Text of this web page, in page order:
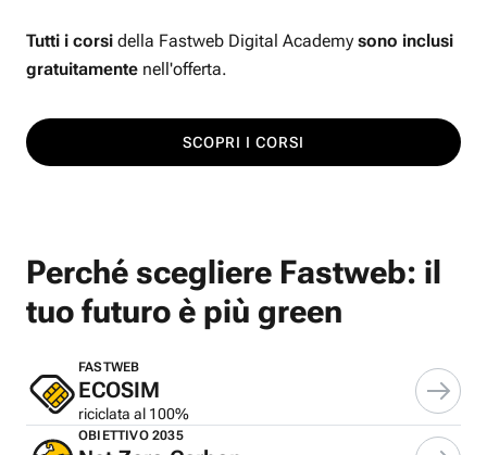
Tutti i corsi della Fastweb Digital Academy sono inclusi
gratuitamente nell'offerta.
SCOPRI I CORSI
Perché scegliere Fastweb: il
tuo futuro è più green
FASTWEB
ECOSIM
riciclata al 100%
OBIETTIVO 2035